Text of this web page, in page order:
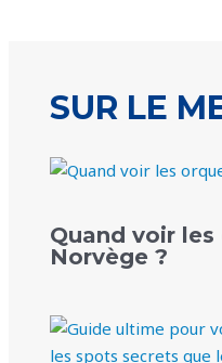
SUR LE
Quand voir les
Norvège ?